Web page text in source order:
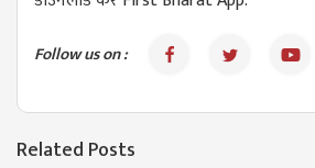
Follow us on :
Related Posts